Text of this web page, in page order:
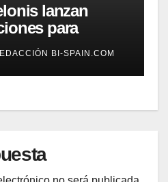
lanzan
para
a SAP o
en
BI-SPAIN.COM